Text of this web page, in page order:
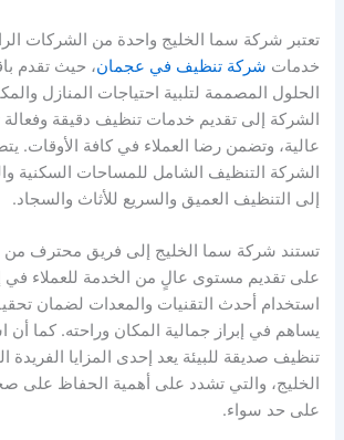
تعتبر شركة سما الخليج واحدة من الشركات
خدمات شركة تنظيف في عجمان، حيث تقدم
الحلول المصممة لتلبية احتياجات المنازل
الشركة إلى تقديم خدمات تنظيف دقيقة وفعالة
عالية، وتضمن رضا العملاء في كافة الأوقات.
الشركة التنظيف الشامل للمساحات السكنية
إلى التنظيف العميق والسريع للأثاث والسجاد.
تستند شركة سما الخليج إلى فريق محترف من
على تقديم مستوى عالٍ من الخدمة للعملاء في
استخدام أحدث التقنيات والمعدات لضمان
يساهم في إبراز جمالية المكان وراحته. كما أن
تنظيف صديقة للبيئة يعد إحدى المزايا الفريدة
الخليج، والتي تشدد على أهمية الحفاظ على صحة
على حد سواء.